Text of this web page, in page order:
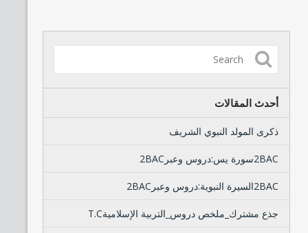
أحدث المقالات
ذكرى المولد النبوي الشريف
2BACسورة يس:دروس وعبر2BAC
2BACالسيرة النبوية:دروس وعبر2BAC
جذع مشترك_ملخص دروس_التربية الإسلاميةT.C